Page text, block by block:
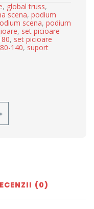
, global truss,
scena, podium
scena, podium
, set picioare
, set picioare
140, suport
(0)